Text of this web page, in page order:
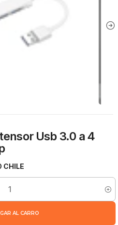
Usb 3.0 a 4
CHILE
AL CARRO